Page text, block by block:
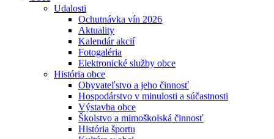
Udalosti
Ochutnávka vín 2026
Aktuality
Kalendár akcií
Fotogaléria
Elektronické služby obce
História obce
Obyvateľstvo a jeho činnosť
Hospodárstvo v minulosti a súčastnosti
Výstavba obce
Školstvo a mimoškolská činnosť
História športu